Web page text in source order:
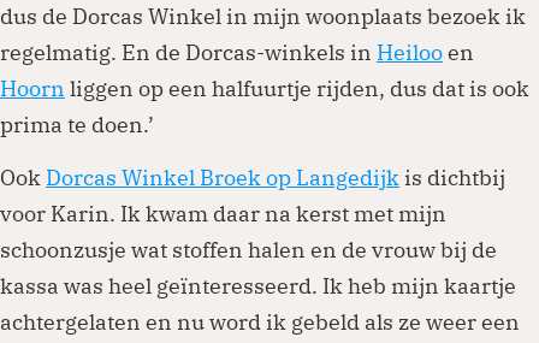
dus de Dorcas Winkel in mijn woonplaats bezoek ik
regelmatig. En de Dorcas-winkels in Heilooen
Hoorn liggen op een halfuurtje rijden, dus dat is ook
prima te doen.’
Ook Dorcas Winkel Broek op Langedijk is dichtbij
voor Karin. Ik kwam daar na kerst met mijn
schoonzusje wat stoffen halen en de vrouw bij de
kassa was heel geïnteresseerd. Ik heb mijn kaartje
achtergelaten en nu word ik gebeld als ze weer een